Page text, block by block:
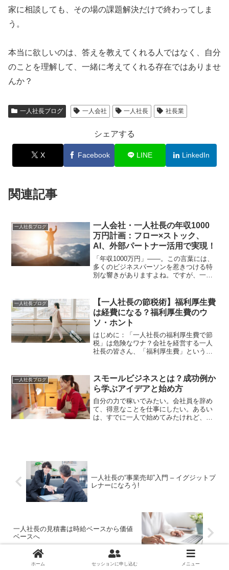
家に相談しても、その場の課題解決だけで終わってしま
う。
本当に欲しいのは、答えを教えてくれる人ではなく、自分
のことを理解して、一緒に考えてくれる存在ではありませ
んか？
一人社長ブログ 一人会社 一人社長 社長業
シェアする
X Facebook LINE LinkedIn
関連記事
一人社長ブログ
一人会社・一人社長の年収1000
万円計画：フロー×ストック、
AI、外部パートナー活用で実現！
「年収1000万円」——。この言葉には、
多くのビジネスパーソンを惹きつける特
別な響きがありますよね。ですが、一人
け、自分らしい自由な働き方を手に入れ
るための、きわめて現実的な目標地点な
んです。
一人社長ブログ
【一人社長の節税術】福利厚生費
は経費になる？福利厚生費のウ
ソ・ホント
はじめに：「一人社長の福利厚生費で節
税」は危険なワナ？会社を経営する一人
社長の皆さん、「福利厚生費」という言
費で個人的な支出をまかなえて、節税に
もなるのでは…」そんな風...
一人社長ブログ
スモールビジネスとは？成功例か
ら学ぶアイデアと始め方
自分の力で稼いでみたい。会社員を辞め
て、得意なことを仕事にしたい。あるい
は、すでに一人で始めてみたけれど、こ
本来は事業の大きさを指す言葉ではあり
ません。
一人社長の“事業売却”入門 – イグジットプ
レナーになろう!
一人社長の見積書は時給ベースから価値
ベースへ
ホーム セッションに申し込む メニュー